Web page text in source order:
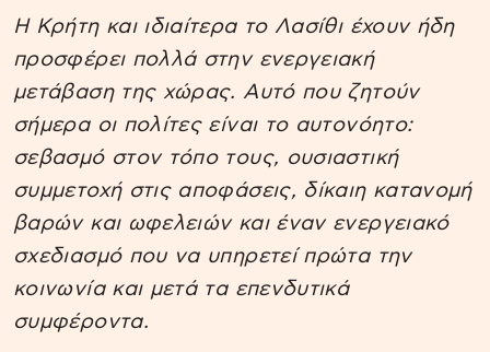
Η Κρήτη και ιδιαίτερα το Λασίθι έχουν ήδη
προσφέρει πολλά στην ενεργειακή
μετάβαση της χώρας. Αυτό που ζητούν
σήμερα οι πολίτες είναι το αυτονόητο:
σεβασμό στον τόπο τους, ουσιαστική
συμμετοχή στις αποφάσεις, δίκαιη κατανομή
βαρών και ωφελειών και έναν ενεργειακό
σχεδιασμό που να υπηρετεί πρώτα την
κοινωνία και μετά τα επενδυτικά
συμφέροντα.